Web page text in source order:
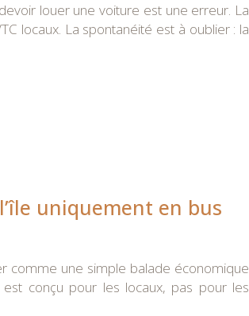
louer une voiture est une erreur. La
locaux. La spontanéité est à oublier : la
uniquement en bus
comme une simple balade économique
conçu pour les locaux, pas pour les